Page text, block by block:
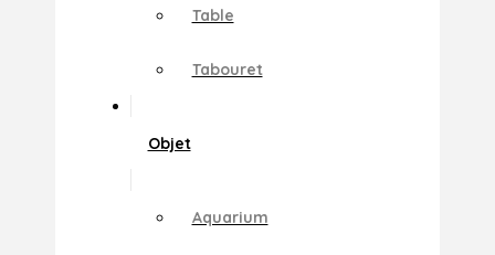
Table
Tabouret
Objet
Aquarium